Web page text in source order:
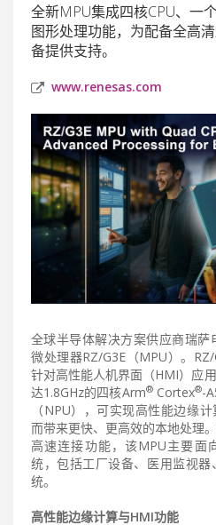
全新MPU集成四核CPU、一
图形处理功能，为配备全高
备提供支持。
www.renesas.com
全球半导体解决方案供应商瑞
微处理器RZ/G3E（MPU）。RZ/
针对高性能人机界面（HMI）应
达1.8GHz的四核Arm®Cortex®-
（NPU），可实现高性能边缘
而带来更快、更高效的本地处理
高速连接功能，该MPU主要面
统，包括工厂设备、医用监视
统。
高性能边缘计算与HMI功能